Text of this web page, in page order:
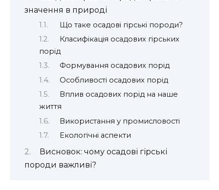
значення в природі
Що таке осадові гірські породи?
Класифікація осадових гірських
порід
Формування осадових порід
Особливості осадових порід
Вплив осадових порід на наше
життя
Використання у промисловості
Екологічні аспекти
Висновок: чому осадові гірські
породи важливі?